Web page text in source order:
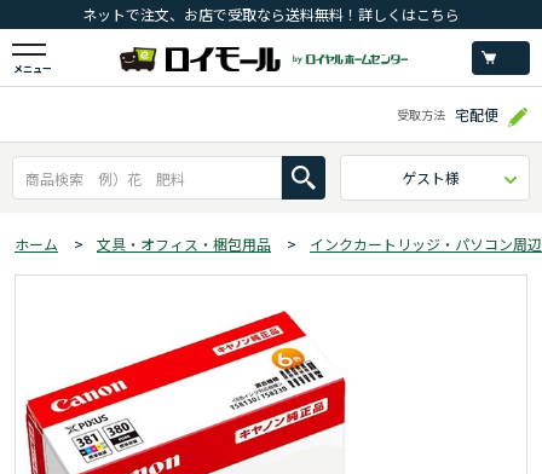
ネットで注文、お店で受取なら送料無料！詳しくはこちら
メニュー
受取方法 宅配便
ゲスト様
ホーム > 文具・オフィス・梱包用品 > インクカートリッジ・パソコン周